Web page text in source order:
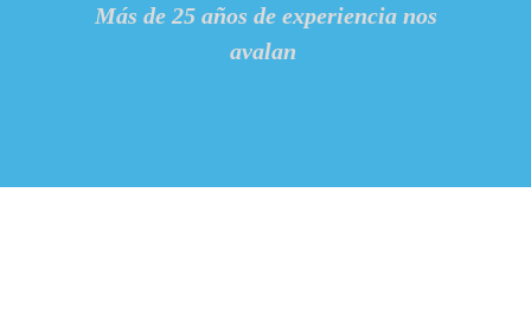
Más de 25 años de experiencia nos
avalan